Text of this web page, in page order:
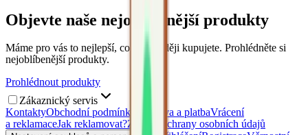
Objevte naše nejoblíbenější produkty
Máme pro vás to nejlepší, co si nejraději kupujete. Prohlédněte si
nejoblíbenější produkty.
Prohlédnout produkty
Zákaznický servis
KontaktyObchodní podmínky Doprava a platbaVrácení
a reklamaceJak reklamovat?Zásady ochrany osobních údajů